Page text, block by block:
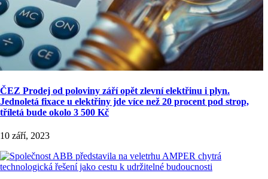
ČEZ Prodej od poloviny září opět zlevní elektřinu i plyn.
Jednoletá fixace u elektřiny jde více než 20 procent pod strop,
tříletá bude okolo 3 500 Kč
10 září, 2023